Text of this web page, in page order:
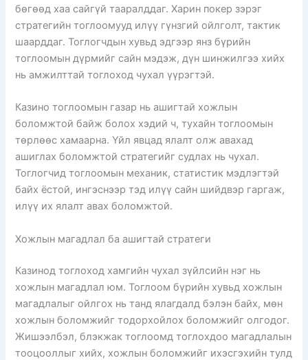
бөгөөд хаа сайгүй тааралддаг. Харин покер зэрэг
стратегийн тоглоомууд илүү гүнзгий ойлголт, тактик
шаарддаг. Тоглогчдын хувьд эдгээр янз бүрийн
тоглоомын дүрмийг сайн мэдэж, дүн шинжилгээ хийх
нь амжилттай тоглоход чухал үүрэгтэй.
Казино тоглоомын газар нь ашигтай хожлын
боломжтой байж болох хэдий ч, тухайн тоглоомын
төрлөөс хамаарна. Үйл явцад ялалт олж авахад
ашиглах боломжтой стратегийг судлах нь чухал.
Тоглогчид тоглоомын механик, статистик мэдлэгтэй
байх ёстой, ингэснээр тэд илүү сайн шийдвэр гаргаж,
илүү их ялалт авах боломжтой.
Хожлын магадлал ба ашигтай стратеги
Казинод тоглоход хамгийн чухал зүйлсийн нэг нь
хожлын магадлал юм. Тоглоом бүрийн хувьд хожлын
магадлалыг ойлгох нь танд ялагдалд бэлэн байх, мөн
хожлын боломжийг тодорхойлох боломжийг олгодог.
Жишээлбэл, блэкжак тоглоомд тоглохдоо магадлалын
тооцооллыг хийх, хожлын боломжийг ихэсгэхийн тулд